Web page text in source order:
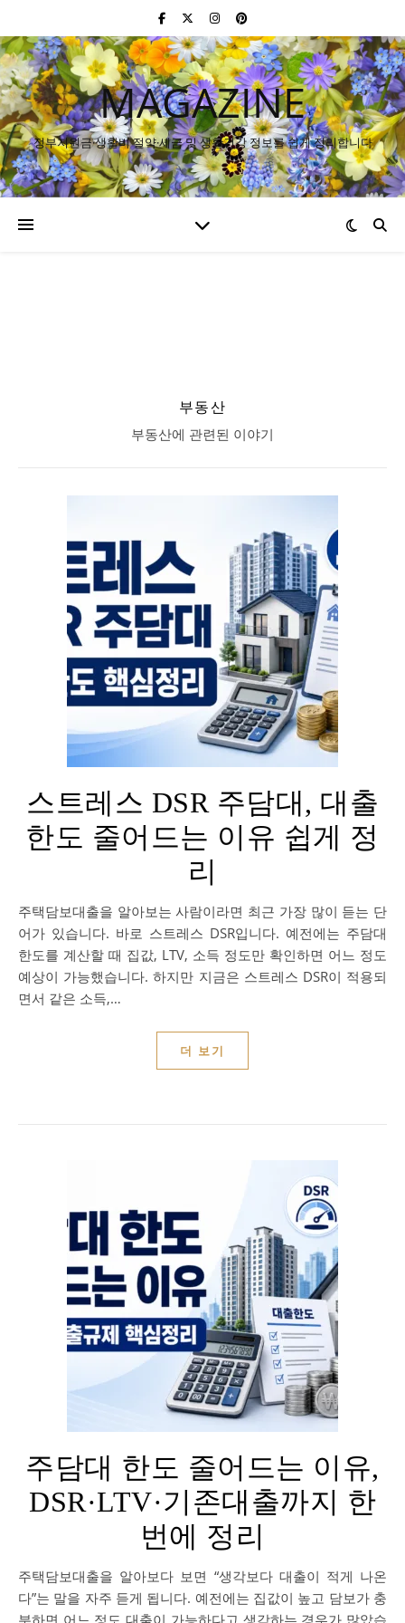
MAGAZINE
정부지원금·생활비 절약·세금 및 생활건강 정보를 쉽게 정리합니다
부동산
부동산에 관련된 이야기
스트레스 DSR 주담대, 대출
한도 줄어드는 이유 쉽게 정
리
주택담보대출을 알아보는 사람이라면 최근 가장 많이 듣는 단
어가 있습니다. 바로 스트레스 DSR입니다. 예전에는 주담대
한도를 계산할 때 집값, LTV, 소득 정도만 확인하면 어느 정도
예상이 가능했습니다. 하지만 지금은 스트레스 DSR이 적용되
면서 같은 소득,…
더 보기
주담대 한도 줄어드는 이유,
DSR·LTV·기존대출까지 한
번에 정리
주택담보대출을 알아보다 보면 “생각보다 대출이 적게 나온
다”는 말을 자주 듣게 됩니다. 예전에는 집값이 높고 담보가 충
분하면 어느 정도 대출이 가능하다고 생각하는 경우가 많았습